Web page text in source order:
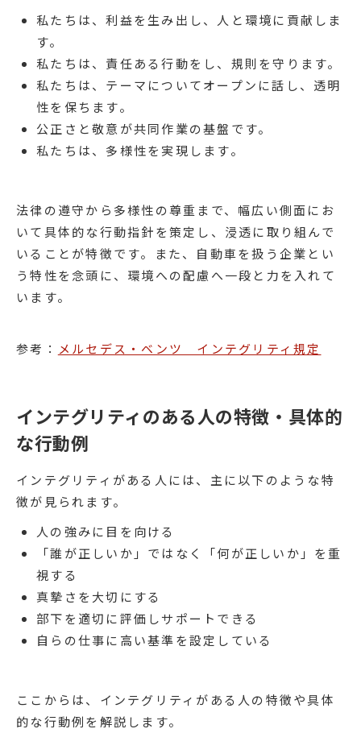
私たちは、利益を生み出し、人と環境に貢献しま
す。
私たちは、責任ある行動をし、規則を守ります。
私たちは、テーマについてオープンに話し、透明
性を保ちます。
公正さと敬意が共同作業の基盤です。
私たちは、多様性を実現します。
法律の遵守から多様性の尊重まで、幅広い側面にお
いて具体的な行動指針を策定し、浸透に取り組んで
いることが特徴です。また、自動車を扱う企業とい
う特性を念頭に、環境への配慮へ一段と力を入れて
います。
参考： メルセデス・ベンツ インテグリティ規定
インテグリティのある人の特徴・具体的
な行動例
インテグリティがある人には、主に以下のような特
徴が見られます。
人の強みに目を向ける
「誰が正しいか」ではなく「何が正しいか」を重
視する
真摯さを大切にする
部下を適切に評価しサポートできる
自らの仕事に高い基準を設定している
ここからは、インテグリティがある人の特徴や具体
的な行動例を解説します。